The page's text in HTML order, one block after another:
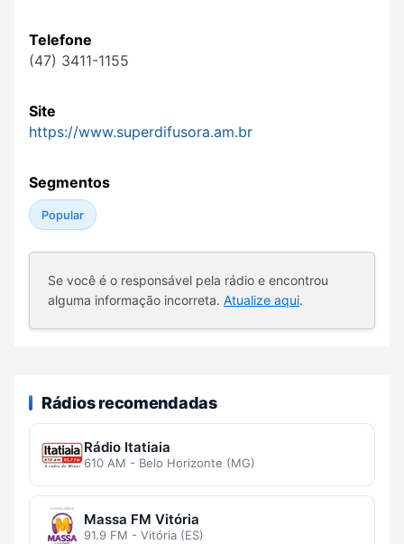
Telefone
(47) 3411-1155
Site
https://www.superdifusora.am.br
Segmentos
Popular
Se você é o responsável pela rádio e encontrou
alguma informação incorreta. Atualize aqui.
Rádios recomendadas
Rádio Itatiaia
610 AM - Belo Horizonte (MG)
Massa FM Vitória
91.9 FM - Vitória (ES)